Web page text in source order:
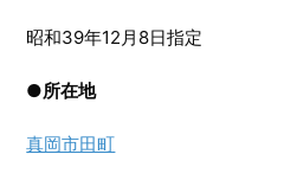
昭和39年12月8日指定
●所在地
真岡市田町